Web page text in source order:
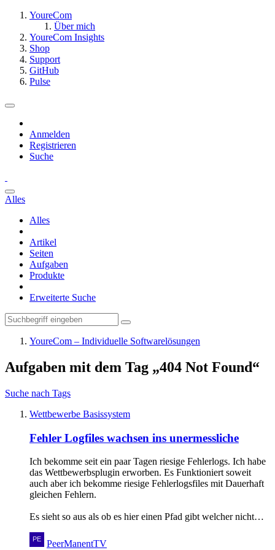
YoureCom
Über mich
YoureCom Insights
Shop
Support
GitHub
Pulse
Anmelden
Registrieren
Suche
Alles
Alles
Artikel
Seiten
Aufgaben
Produkte
Erweiterte Suche
YoureCom – Individuelle Softwarelösungen
Aufgaben mit dem Tag „404 Not Found“
Suche nach Tags
Wettbewerbe Basissystem
Fehler Logfiles wachsen ins unermessliche
Ich bekomme seit ein paar Tagen riesige Fehlerlogs. Ich habe
das Wettbewerbsplugin erworben. Es Funktioniert soweit
auch aber ich bekomme riesige Fehlerlogsfiles mit Dauerhaft
gleichen Fehlern.
Es sieht so aus als ob es hier einen Pfad gibt welcher nicht…
PeerManentTV